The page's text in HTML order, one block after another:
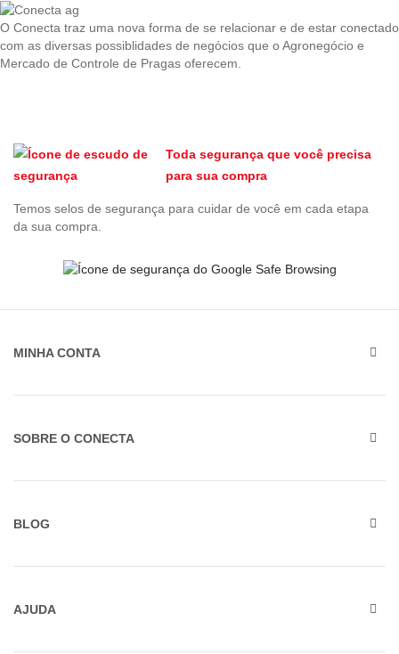
O Conecta traz uma nova forma de se relacionar e de estar conectado
com as diversas possiblidades de negócios que o Agronegócio e
Mercado de Controle de Pragas oferecem.
Toda segurança que você precisa
para sua compra
Temos selos de segurança para cuidar de você em cada etapa
da sua compra.
MINHA CONTA
SOBRE O CONECTA
BLOG
AJUDA